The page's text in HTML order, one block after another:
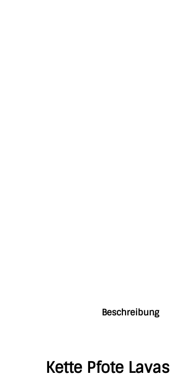
Beschreibung
Kette Pfote